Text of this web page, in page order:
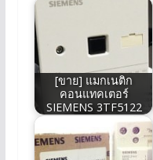
[ขาย] แมกเนติก
คอนแทคเตอร์
SIEMENS 3TF5122